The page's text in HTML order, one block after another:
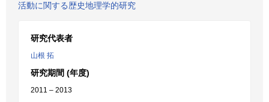
活動に関する歴史地理学的研究
研究代表者
山根 拓
研究期間 (年度)
2011 – 2013